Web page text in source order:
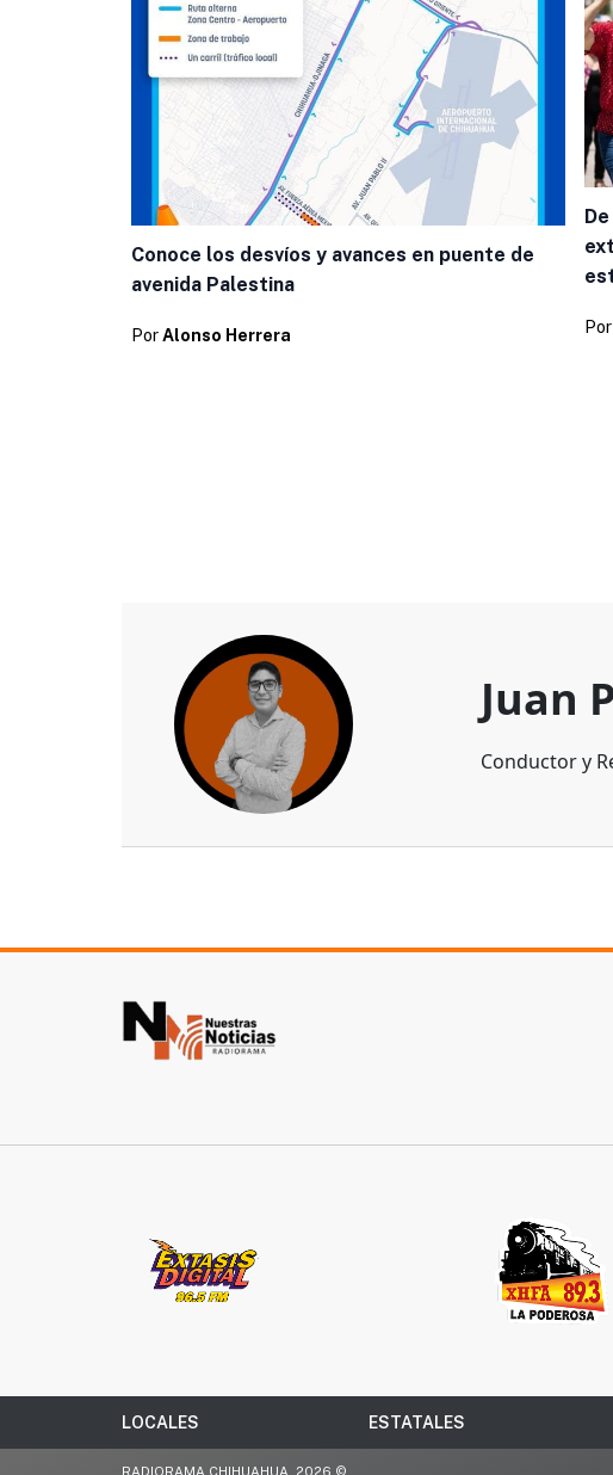
Conoce los desvíos y avances en puente de
avenida Palestina
PorAlonso Herrera Por
Juan
Conductor y
LOCALES ESTATALES
RADIORAMA CHIHUAHUA, 2026 ©